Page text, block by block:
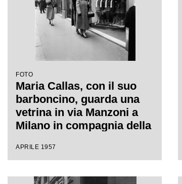
FOTO
Maria Callas, con il suo
barboncino, guarda una
vetrina in via Manzoni a
Milano in compagnia della
APRILE 1957